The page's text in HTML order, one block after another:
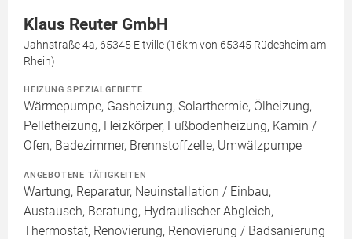
Klaus Reuter GmbH
Jahnstraße 4a, 65345 Eltville (16km von 65345 Rüdesheim am
Rhein)
HEIZUNG SPEZIALGEBIETE
Wärmepumpe, Gasheizung, Solarthermie, Ölheizung,
Pelletheizung, Heizkörper, Fußbodenheizung, Kamin /
Ofen, Badezimmer, Brennstoffzelle, Umwälzpumpe
ANGEBOTENE TÄTIGKEITEN
Wartung, Reparatur, Neuinstallation / Einbau,
Austausch, Beratung, Hydraulischer Abgleich,
Thermostat, Renovierung, Renovierung / Badsanierung